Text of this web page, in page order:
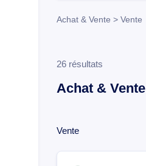
Achat & Vente > Vente
26 résultats
Achat & Vente
Vente